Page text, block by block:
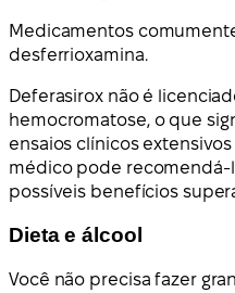
Medicamentos
desferrioxamina.
Deferasirox não é
hemocromatose, o que
ensaios clínicos
médico pode recomendá-
possíveis benefícios
Dieta e álcool
Você não precisa fazer